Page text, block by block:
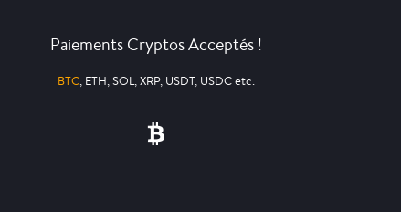
Paiements Cryptos Acceptés !
BTC, ETH, SOL, XRP, USDT, USDC etc.